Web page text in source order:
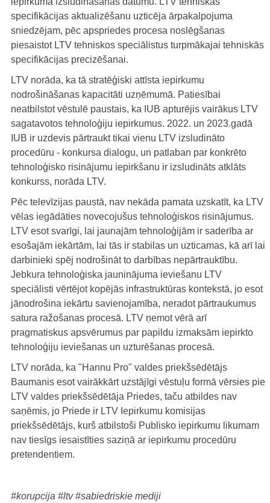
specifikācijas aktualizēšanu uzticēja ārpakalpojuma
sniedzējam, pēc apspriedes procesa noslēgšanas
piesaistot LTV tehniskos speciālistus turpmākajai tehniskās
specifikācijas precizēšanai.
LTV norāda, ka tā stratēģiski attīsta iepirkumu
nodrošināšanas kapacitāti uzņēmumā. Patiesībai
neatbilstot vēstulē paustais, ka IUB apturējis vairākus LTV
sagatavotos tehnoloģiju iepirkumus. 2022. un 2023.gadā
IUB ir uzdevis pārtraukt tikai vienu LTV izsludināto
procedūru - konkursa dialogu, un patlaban par konkrēto
tehnoloģisko risinājumu iepirkšanu ir izsludināts atklāts
konkurss, norāda LTV.
Pēc televīzijas paustā, nav nekāda pamata uzskatīt, ka LTV
vēlas iegādāties novecojušus tehnoloģiskos risinājumus.
LTV esot svarīgi, lai jaunajām tehnoloģijām ir saderība ar
esošajām iekārtām, lai tās ir stabilas un uzticamas, kā arī lai
darbinieki spēj nodrošināt to darbības nepārtrauktību.
Jebkura tehnoloģiska jauninājuma ieviešanu LTV
speciālisti vērtējot kopējās infrastruktūras kontekstā, jo esot
jānodrošina iekārtu savienojamība, neradot pārtraukumus
satura ražošanas procesā. LTV ņemot vērā arī
pragmatiskus apsvērumus par papildu izmaksām iepirkto
tehnoloģiju ieviešanas un uzturēšanas procesā.
LTV norāda, ka "Hannu Pro" valdes priekšsēdētājs
Baumanis esot vairākkārt uzstājīgi vēstuļu formā vērsies pie
LTV valdes priekšsēdētāja Priedes, taču atbildes nav
saņēmis, jo Priede ir LTV Iepirkumu komisijas
priekšsēdētājs, kurš atbilstoši Publisko iepirkumu likumam
nav tiesīgs iesaistīties saziņā ar iepirkumu procedūru
pretendentiem.
#korupcija #ltv #sabiedriskie mediji